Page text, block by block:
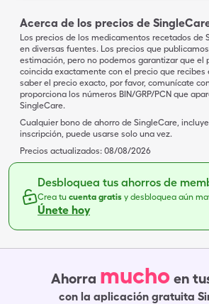
Acerca de los precios de
Los precios de los medicamentos recetados de
en diversas fuentes. Los precios que
estimación, pero no podemos garantizar que el
coincida exactamente con el precio que recibes
saber el precio exacto, por favor, comunícate
proporciona los números BIN/GRP/PCN que
SingleCare.
Cualquier bono de ahorro de SingleCare,
inscripción, puede usarse solo una vez.
Precios actualizados: 08/08/2026
Desbloquea tus ahorros de
Crea tu cuenta gratis y desbloquea aún
Únete hoy
Ahorra mucho en
con la aplicación gratuita